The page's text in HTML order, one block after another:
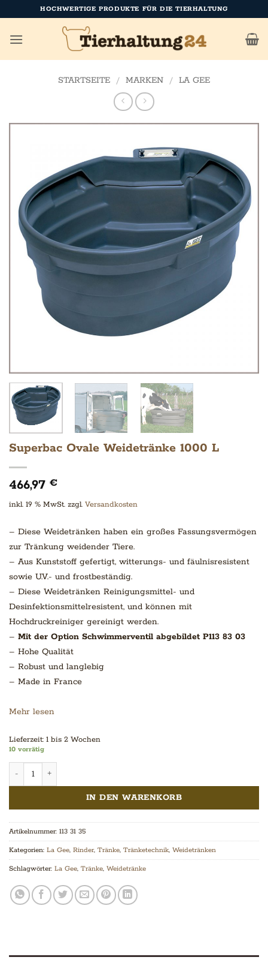
Inhalt
springen
HOCHWERTIGE PRODUKTE FÜR DIE TIERHALTUNG
STARTSEITE / MARKEN / LA GEE
Superbac Ovale Weidetränke 1000 L
466,97 €
inkl. 19 % MwSt. zzgl. Versandkosten
– Diese Weidetränken haben ein großes Fassungsvermögen
zur Tränkung weidender Tiere.
– Aus Kunststoff gefertigt, witterungs- und fäulnisresistent
sowie U.V.- und frostbeständig.
– Diese Weidetränken Reinigungsmittel- und
Desinfektionsmittelresistent, und können mit
Hochdruckreiniger gereinigt werden.
– Mit der Option Schwimmerventil abgebildet P113 83 03
– Hohe Qualität
– Robust und langlebig
– Made in France
Mehr lesen
Lieferzeit: 1 bis 2 Wochen
10 vorrätig
Superbac Ovale Weidetränke 1000 L Menge
IN DEN WARENKORB
Artikelnummer: 113 31 35
Kategorien: La Gee, Rinder, Tränke, Tränketechnik, Weidetränken
Schlagwörter: La Gee, Tränke, Weidetränke